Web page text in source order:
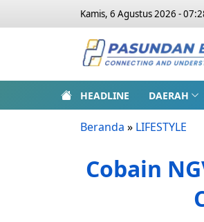
Kamis, 6 Agustus 2026 -
HEADLINE DAERAH
Beranda » LIFESTYLE
Cobain